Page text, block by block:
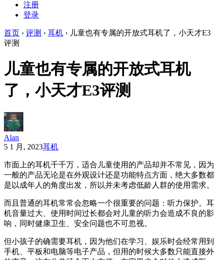
注册
登录
首页 › 评测 › 耳机 › 儿童也有专属的开放式耳机了，小天才E3
评测
儿童也有专属的开放式耳机
了，小天才E3评测
Alan
5 1 月, 2023耳机
市面上的耳机千千万，适合儿童使用的产品却并不常见，因为
一般的产品无论是在外观设计还是功能特点方面，绝大多数都
是以成年人的角度出发，所以并未考虑低龄人群的使用需求。
而且普通的耳机常常会忽略一个很重要的问题：听力保护。耳
机音量过大、使用时间过长都会对儿童的听力会造成不良的影
响，同时健康卫生、安全问题也不可忽视。
但小孩子的确需要耳机，因为他们在学习、娱乐时会经常用到
手机、平板和电脑等电子产品，但用的时候大多数只能直接外